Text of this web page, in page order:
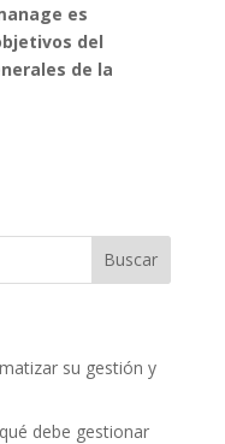
es
del
de la
su gestión y
debe gestionar